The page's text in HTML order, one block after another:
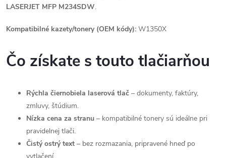
LASERJET MFP M234SDW.
Kompatibilné kazety/tonery (OEM kódy): W1350X
Čo získate s touto tlačiarňou
Rýchla čiernobiela laserová tlač – dokumenty, faktúry,
zmluvy, štúdium.
Nízka cena za stranu – kompatibilné tonery sú ideálne pri
pravidelnej tlači.
Čistý ostrý text – bez rozmazania, pripravené hneď po